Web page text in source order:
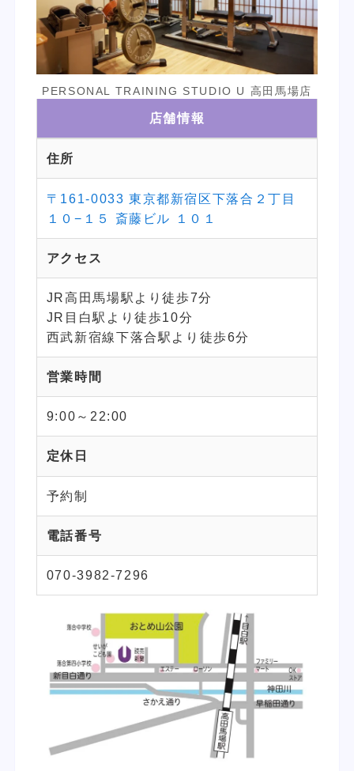
PERSONAL TRAINING STUDIO U 高田馬場店
店舗情報
住所
〒161-0033 東京都新宿区下落合２丁目
１０−１５ 斎藤ビル １０１
アクセス
JR高田馬場駅より徒歩7分
JR目白駅より徒歩10分
西武新宿線下落合駅より徒歩6分
営業時間
9:00～22:00
定休日
予約制
電話番号
070-3982-7296